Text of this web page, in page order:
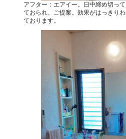
アフター：エアイー。日中締め切っ
ておられ、ご提案。効果がはっきり
ております。